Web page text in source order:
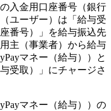
入金用口座番号（銀行
ユーザー）は「給与受
番号）」を給与振込先
主（事業者）から給与
マネー（給与））と
受取）」にチャージさ
マネー（給与））の